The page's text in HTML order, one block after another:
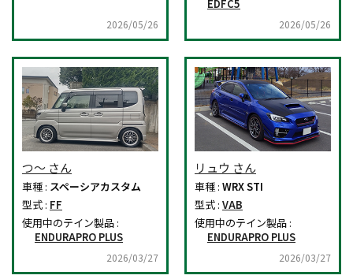
2026/05/26
EDFC5
2026/05/26
つ～ さん
車種 : スペーシアカスタム
型式 : FF
使用中のテイン製品 :
ENDURAPRO PLUS
2026/03/27
リュウ さん
車種 : WRX STI
型式 : VAB
使用中のテイン製品 :
ENDURAPRO PLUS
2026/03/27